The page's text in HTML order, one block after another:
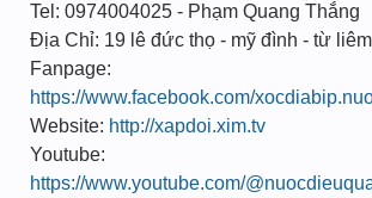
Tel: 0974004025 - Phạm Quang Thắng
Địa Chỉ: 19 lê đức thọ - mỹ đình - từ
Fanpage:
https://www.facebook.com/
Website: http://xapdoi.xim.tv
Youtube:
https://www.youtube.com/